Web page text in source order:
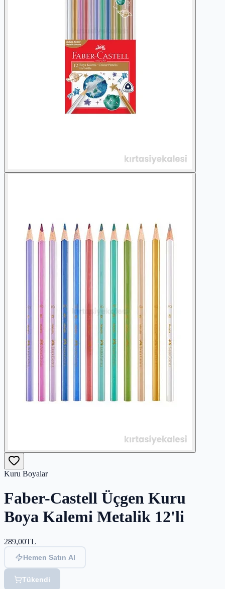
Kuru Boyalar
Faber-Castell Üçgen Kuru
Boya Kalemi Metalik 12'li
289,00TL
Hemen Satın Al
Tükendi